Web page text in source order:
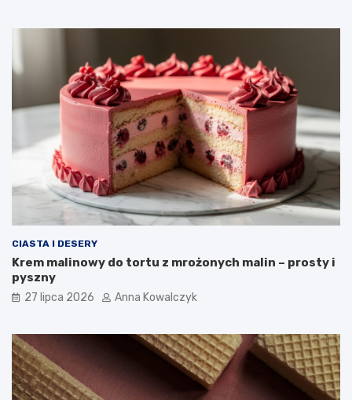
CIASTA I DESERY
Krem malinowy do tortu z mrożonych malin – prosty i
pyszny
27 lipca 2026 Anna Kowalczyk